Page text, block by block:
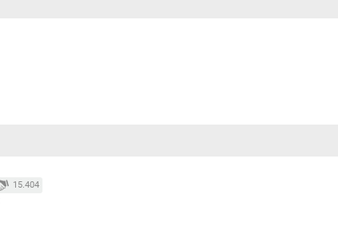
15.404